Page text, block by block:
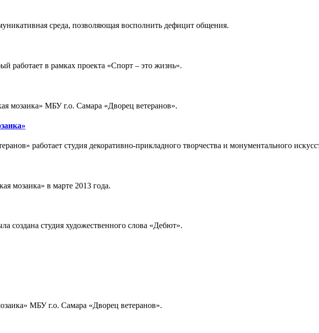
среда, позволяющая восполнить дефицит общения.
работает в рамках проекта «Спорт – это жизнь».
мозаика» МБУ г.о. Самара «Дворец ветеранов».
работает студия декоративно-прикладного творчества и монументального
мозаика» в марте 2013 года.
создана студия художественного слова «Дебют».
МБУ г.о. Самара «Дворец ветеранов».